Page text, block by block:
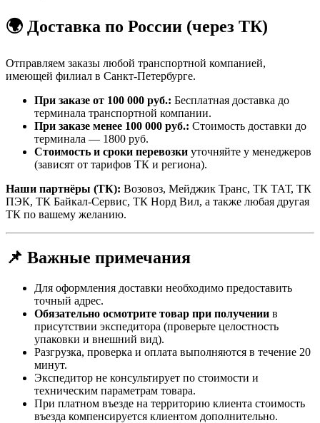
🌍 Доставка по России (через ТК)
Отправляем заказы любой транспортной компанией,
имеющей филиал в Санкт-Петербурге.
При заказе от 100 000 руб.: Бесплатная доставка до
терминала транспортной компании.
При заказе менее 100 000 руб.: Стоимость доставки до
терминала — 1800 руб.
Стоимость и сроки перевозки уточняйте у менеджеров
(зависят от тарифов ТК и региона).
Наши партнёры (ТК): Возовоз, Мейджик Транс, ТК ТАТ, ТК
ПЭК, ТК Байкал-Сервис, ТК Норд Вил, а также любая другая
ТК по вашему желанию.
📌 Важные примечания
Для оформления доставки необходимо предоставить
точный адрес.
Обязательно осмотрите товар при получении в
присутствии экспедитора (проверьте целостность
упаковки и внешний вид).
Разгрузка, проверка и оплата выполняются в течение 20
минут.
Экспедитор не консультирует по стоимости и
техническим параметрам товара.
При платном въезде на территорию клиента стоимость
въезда компенсируется клиентом дополнительно.